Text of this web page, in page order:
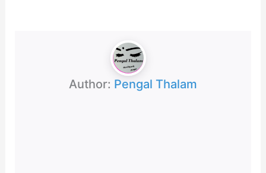
Author: Pengal Thalam